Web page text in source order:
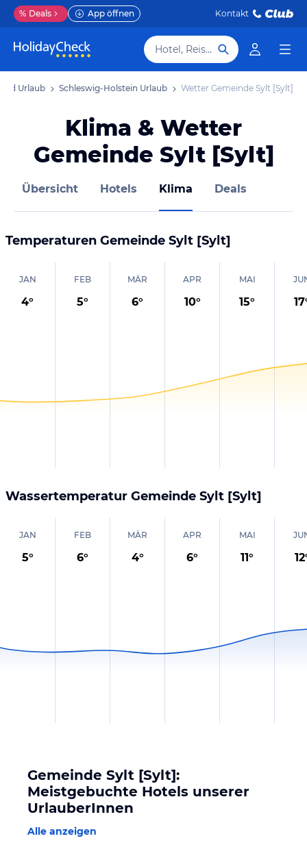
% Deals App öffnen Kontakt
Hotel, Reiseziel
Urlaub Schleswig-Holstein Urlaub Wetter Gemeinde Sylt [Sylt]
Klima & Wetter
Gemeinde Sylt [Sylt]
Übersicht Hotels Klima Deals
Temperaturen Gemeinde Sylt [Sylt]
JAN
4°
FEB
5°
MÄR
6°
APR
10°
MAI
15° 17
Wassertemperatur Gemeinde Sylt [Sylt]
JAN
5°
FEB
6°
MÄR
4°
APR
6°
MAI
11° 12
Gemeinde Sylt [Sylt]:
Meistgebuchte Hotels unserer
UrlauberInnen
Alle anzeigen